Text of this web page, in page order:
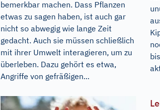
bemerkbar machen. Dass Pflanzen
etwas zu sagen haben, ist auch gar
nicht so abwegig wie lange Zeit
gedacht. Auch sie müssen schließlich
mit ihrer Umwelt interagieren, um zu
überleben. Dazu gehört es etwa,
Angriffe von gefräßigen...